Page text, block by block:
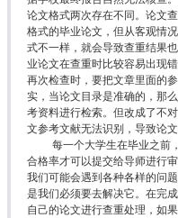
论文格式两次存在不同。论文
格式的毕业论文，但从客观情
式不一样，就会导致查重结果
业论文在查重时比较容易出现错
再次检查时，要把文章里面的
实，当论文目录是准确的，那
考资料进行检索。但改成了不
文参考文献无法识别，导致论文
每一个大学生在毕业之前
合格率才可以提交给导师进行
我们可能会遇到各种各样的问
是我们必须要去解决它。在完
自己的论文进行查重处理，如